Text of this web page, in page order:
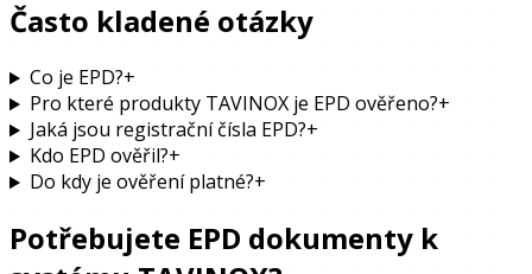
Často kladené otázky
Co je EPD?+
Pro které produkty TAVINOX je EPD ověřeno?+
Jaká jsou registrační čísla EPD?+
Kdo EPD ověřil?+
Do kdy je ověření platné?+
Potřebujete EPD dokumenty k